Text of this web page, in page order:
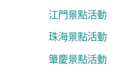
江門景點活動
珠海景點活動
肇慶景點活動